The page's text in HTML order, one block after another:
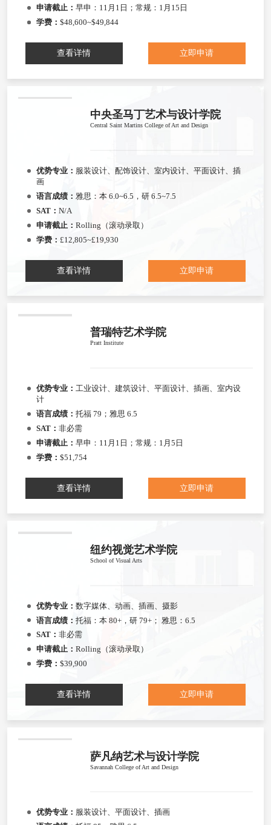
申请截止： 早申：11月1日；常规：1月15日
学费： $48,600~$49,844
查看详情 立即申请
中央圣马丁艺术与设计学院
Central Saint Martins College of Art and Design
优势专业： 服装设计、配饰设计、室内设计、平面设计、插
画
语言成绩： 雅思：本 6.0~6.5，研 6.5~7.5
SAT： N/A
申请截止： Rolling（滚动录取）
学费： £12,805~£19,930
查看详情 立即申请
普瑞特艺术学院
Pratt Institute
优势专业： 工业设计、建筑设计、平面设计、插画、室内设
计
语言成绩： 托福 79；雅思 6.5
SAT： 非必需
申请截止： 早申：11月1日；常规：1月5日
学费： $51,754
查看详情 立即申请
纽约视觉艺术学院
School of Visual Arts
优势专业： 数字媒体、动画、插画、摄影
语言成绩： 托福：本 80+，研 79+； 雅思：6.5
SAT： 非必需
申请截止： Rolling（滚动录取）
学费： $39,900
查看详情 立即申请
萨凡纳艺术与设计学院
Savannah College of Art and Design
优势专业： 服装设计、平面设计、插画